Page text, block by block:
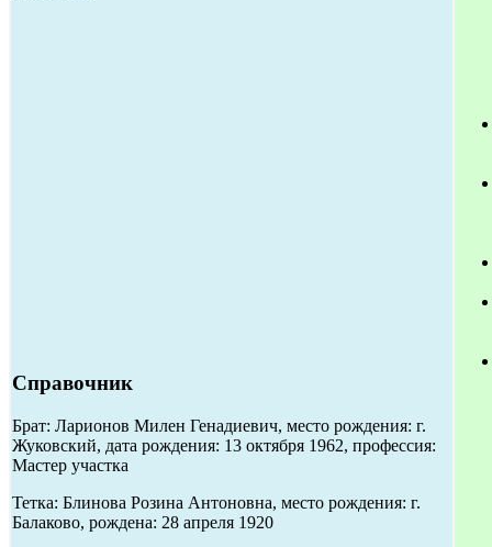
Справочник
Брат: Ларионов Милен Генадиевич, место рождения: г.
Жуковский, дата рождения: 13 октября 1962, профессия:
Мастер участка
Тетка: Блинова Розина Антоновна, место рождения: г.
Балаково, рождена: 28 апреля 1920